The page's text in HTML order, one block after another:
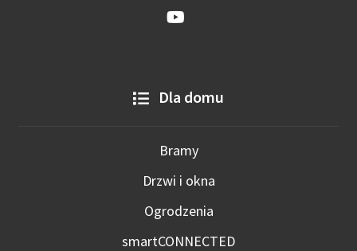
Dla domu
Bramy
Drzwi i okna
Ogrodzenia
smartCONNECTED